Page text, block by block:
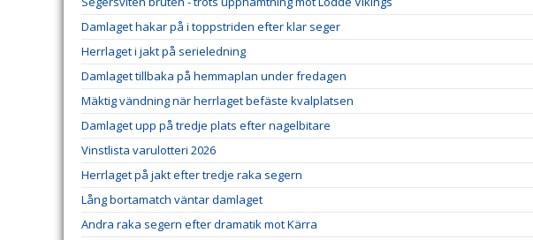
Damlaget hakar på i toppstriden efter klar seger
Herrlaget i jakt på serieledning
Damlaget tillbaka på hemmaplan under fredagen
Mäktig vändning när herrlaget befäste kvalplatsen
Damlaget upp på tredje plats efter nagelbitare
Vinstlista varulotteri 2026
Herrlaget på jakt efter tredje raka segern
Lång bortamatch väntar damlaget
Andra raka segern efter dramatik mot Kärra